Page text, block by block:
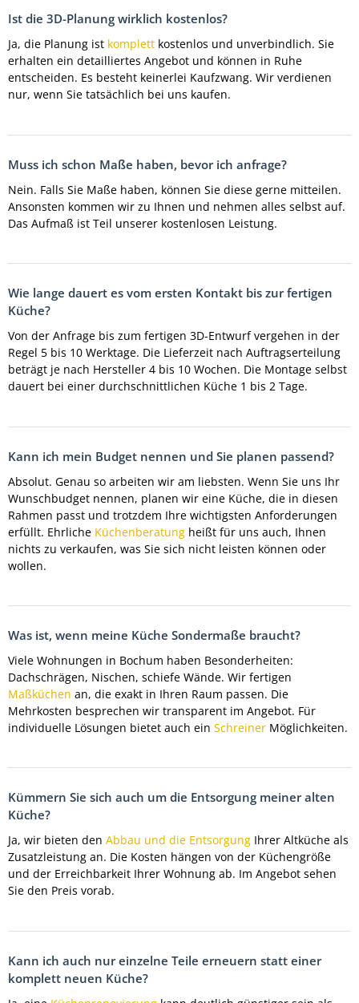
Ist die 3D-Planung wirklich kostenlos?
Ja, die Planung ist komplett kostenlos und unverbindlich. Sie
erhalten ein detailliertes Angebot und können in Ruhe
entscheiden. Es besteht keinerlei Kaufzwang. Wir verdienen
nur, wenn Sie tatsächlich bei uns kaufen.
Muss ich schon Maße haben, bevor ich anfrage?
Nein. Falls Sie Maße haben, können Sie diese gerne mitteilen.
Ansonsten kommen wir zu Ihnen und nehmen alles selbst auf.
Das Aufmaß ist Teil unserer kostenlosen Leistung.
Wie lange dauert es vom ersten Kontakt bis zur fertigen
Küche?
Von der Anfrage bis zum fertigen 3D-Entwurf vergehen in der
Regel 5 bis 10 Werktage. Die Lieferzeit nach Auftragserteilung
beträgt je nach Hersteller 4 bis 10 Wochen. Die Montage selbst
dauert bei einer durchschnittlichen Küche 1 bis 2 Tage.
Kann ich mein Budget nennen und Sie planen passend?
Absolut. Genau so arbeiten wir am liebsten. Wenn Sie uns Ihr
Wunschbudget nennen, planen wir eine Küche, die in diesen
Rahmen passt und trotzdem Ihre wichtigsten Anforderungen
erfüllt. Ehrliche Küchenberatung heißt für uns auch, Ihnen
nichts zu verkaufen, was Sie sich nicht leisten können oder
wollen.
Was ist, wenn meine Küche Sondermaße braucht?
Viele Wohnungen in Bochum haben Besonderheiten:
Dachschrägen, Nischen, schiefe Wände. Wir fertigen
Maßküchen an, die exakt in Ihren Raum passen. Die
Mehrkosten besprechen wir transparent im Angebot. Für
individuelle Lösungen bietet auch ein Schreiner Möglichkeiten.
Kümmern Sie sich auch um die Entsorgung meiner alten
Küche?
Ja, wir bieten den Abbau und die Entsorgung Ihrer Altküche als
Zusatzleistung an. Die Kosten hängen von der Küchengröße
und der Erreichbarkeit Ihrer Wohnung ab. Im Angebot sehen
Sie den Preis vorab.
Kann ich auch nur einzelne Teile erneuern statt einer
komplett neuen Küche?